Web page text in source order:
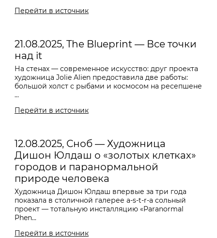
Перейти в источник
21.08.2025, The Blueprint — Все точки
над it
На стенах — современное искусство: друг проекта
художница Jolie Alien предоставила две работы:
большой холст с рыбами и космосом на ресепшене
...
Перейти в источник
12.08.2025, Сноб — Художница
Дишон Юлдаш о «золотых клетках»
городов и паранормальной
природе человека
Художница Дишон Юлдаш впервые за три года
показала в столичной галерее a-s-t-r-a сольный
проект — тотальную инсталляцию «Paranormal
Phen...
Перейти в источник